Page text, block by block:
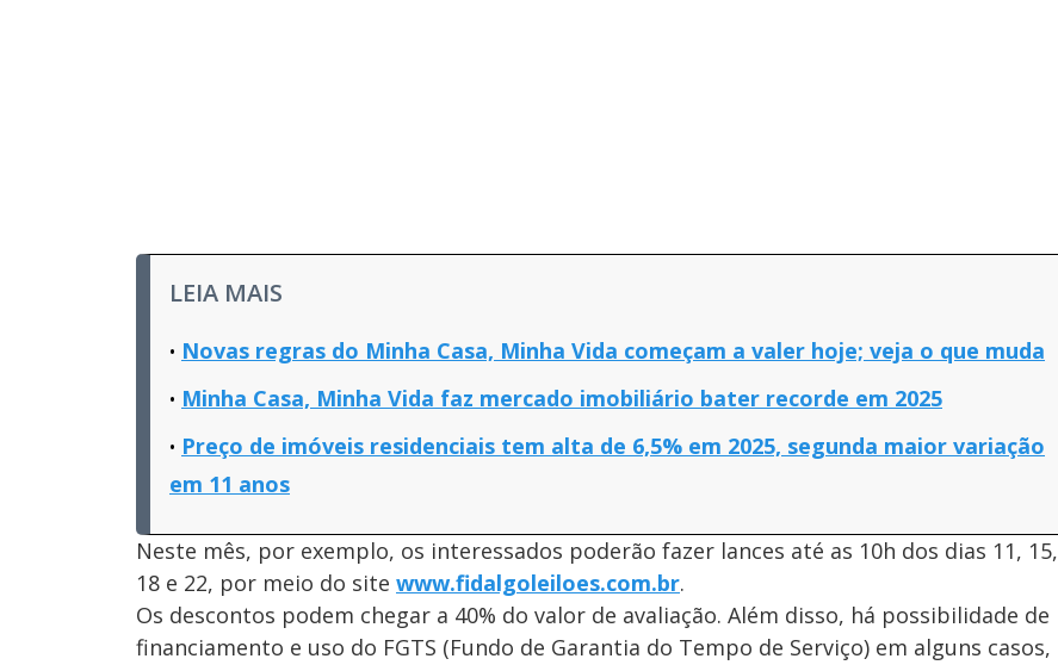
LEIA MAIS
Novas regras do Minha Casa, Minha Vida começam a valer hoje; veja o que muda
Minha Casa, Minha Vida faz mercado imobiliário bater recorde em 2025
Preço de imóveis residenciais tem alta de 6,5% em 2025, segunda maior variação
em 11 anos
Neste mês, por exemplo, os interessados poderão fazer lances até as 10h dos dias 11, 15,
18 e 22, por meio do site www.fidalgoleiloes.com.br.
Os descontos podem chegar a 40% do valor de avaliação. Além disso, há possibilidade de
financiamento e uso do FGTS (Fundo de Garantia do Tempo de Serviço) em alguns casos,